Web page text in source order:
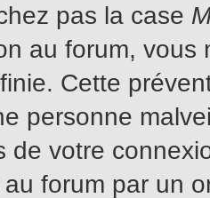
pas la case
au forum,
Cette
personne
de votre
forum par un